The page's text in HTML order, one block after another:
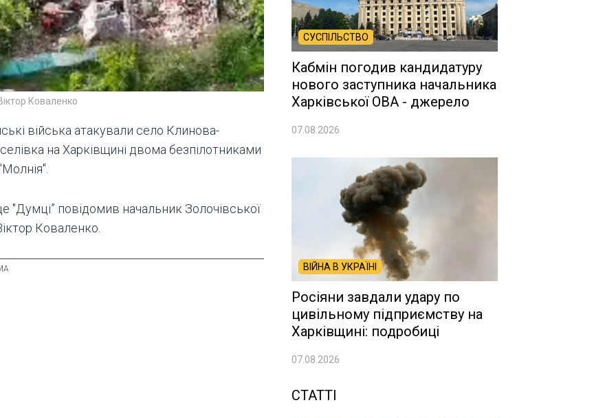
Коваленко
війська атакували село Клинова-
на Харківщині двома безпілотниками
"Думці” повідомив начальник Золочівської
Коваленко.
СУСПІЛЬСТВО
Кабмін погодив кандидатуру
нового заступника начальника
Харківської ОВА - джерело
07.08.2026
ВІЙНА В УКРАЇНІ
Росіяни завдали удару по
цивільному підприємству на
Харківщині: подробиці
07.08.2026
СТАТТІ